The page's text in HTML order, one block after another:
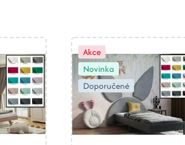
Akce
Novinka
Doporučené